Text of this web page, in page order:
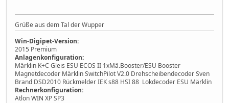
Grüße aus dem Tal der Wupper
Win-Digipet-Version:
2015 Premium
Anlagenkonfiguration:
Märklin K+C Gleis ESU ECOS II 1xMä.Booster/ESU Booster
Magnetdecoder Märklin SwitchPilot V2.0 Drehscheibendecoder Sven
Brand DSD2010 Rückmelder IEK s88 HSI 88 Lokdecoder ESU Märklin
Rechnerkonfiguration:
Atlon WIN XP SP3